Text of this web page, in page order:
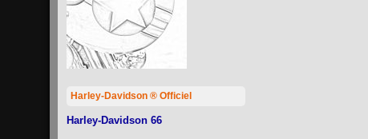
Harley-Davidson ® Officiel
Harley-Davidson 66